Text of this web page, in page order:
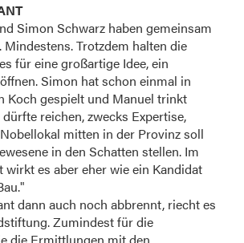
Simon Schwarz haben gemeinsam
Trotzdem halten die
für eine großartige Idee, ein
Simon hat schon einmal in
Koch gespielt und Manuel trinkt
reichen, zwecks Expertise,
mitten in der Provinz soll
in den Schatten stellen. Im
wirkt es aber eher wie ein Kandidat
dann auch noch abbrennt, riecht es
Zumindest für die